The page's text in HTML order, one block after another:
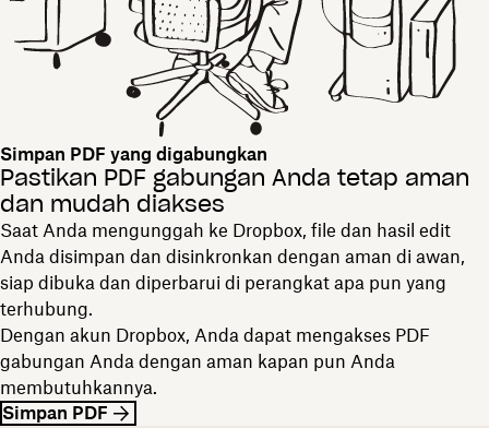
Simpan PDF yang digabungkan
Pastikan PDF gabungan Anda tetap aman
dan mudah diakses
Saat Anda mengunggah ke Dropbox, file dan hasil edit
Anda disimpan dan disinkronkan dengan aman di awan,
siap dibuka dan diperbarui di perangkat apa pun yang
terhubung.
Dengan akun Dropbox, Anda dapat mengakses PDF
gabungan Anda dengan aman kapan pun Anda
membutuhkannya.
Simpan PDF